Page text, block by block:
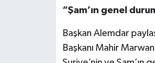
“Şam’ın genel
Başkan Alemdar
Başkanı Mahir